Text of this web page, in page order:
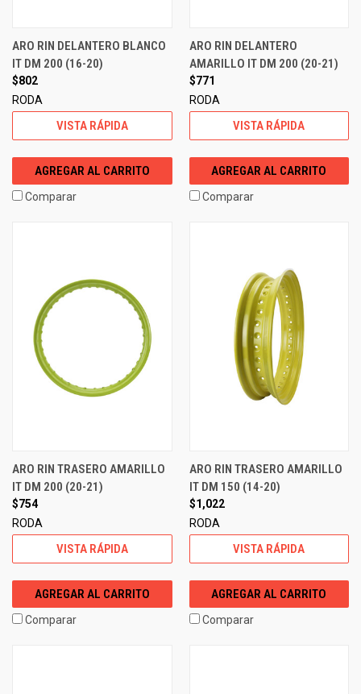
ARO RIN DELANTERO BLANCO
IT DM 200 (16-20)
$802
RODA
VISTA RÁPIDA
AGREGAR AL CARRITO
Comparar
ARO RIN DELANTERO
AMARILLO IT DM 200 (20-21)
$771
RODA
VISTA RÁPIDA
AGREGAR AL CARRITO
Comparar
ARO RIN TRASERO AMARILLO
IT DM 200 (20-21)
$754
RODA
VISTA RÁPIDA
AGREGAR AL CARRITO
Comparar
ARO RIN TRASERO AMARILLO
IT DM 150 (14-20)
$1,022
RODA
VISTA RÁPIDA
AGREGAR AL CARRITO
Comparar